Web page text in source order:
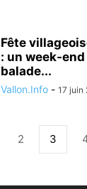
Fête
: un week-
balade...
Vallon.Info - 17 juin
2 3